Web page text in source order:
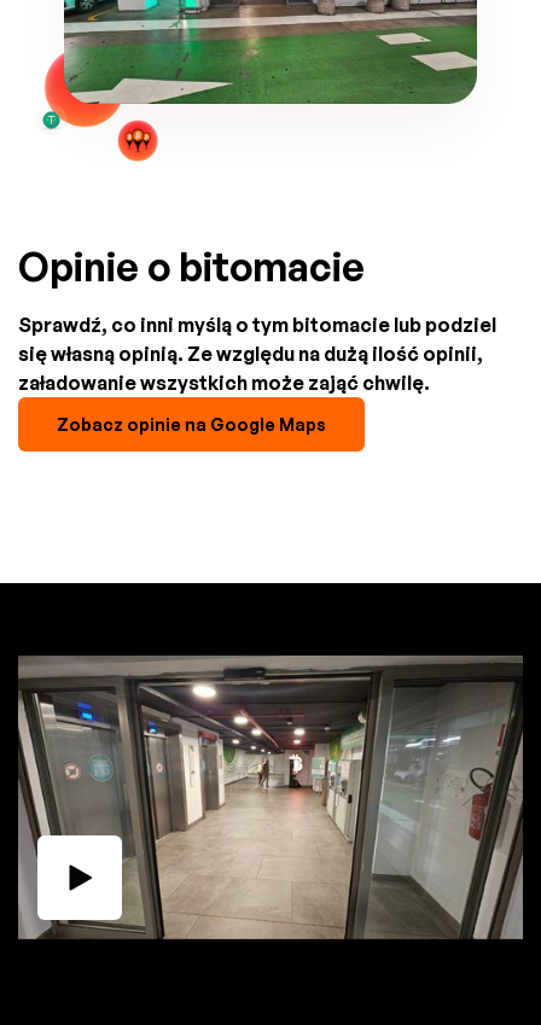
Opinie o bitomacie
Sprawdź, co inni myślą o tym bitomacie lub podziel
się własną opinią. Ze względu na dużą ilość opinii,
załadowanie wszystkich może zająć chwilę.
Zobacz opinie na Google Maps